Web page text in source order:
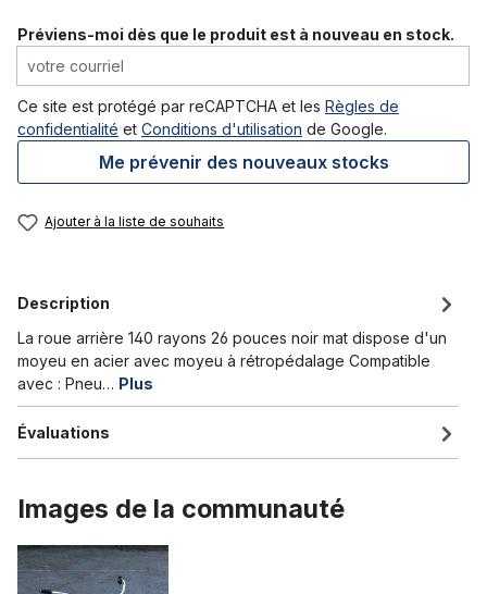
Préviens-moi dès que le produit est à nouveau en stock.
votre courriel
Ce site est protégé par reCAPTCHA et les Règles de
confidentialité et Conditions d'utilisation de Google.
Me prévenir des nouveaux stocks
Ajouter à la liste de souhaits
Description
La roue arrière 140 rayons 26 pouces noir mat dispose d'un
moyeu en acier avec moyeu à rétropédalage Compatible
avec : Pneu… Plus
Évaluations
Images de la communauté